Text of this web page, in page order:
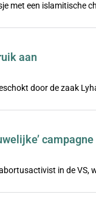
met een islamitische
aan
door de zaak
campagne
in de